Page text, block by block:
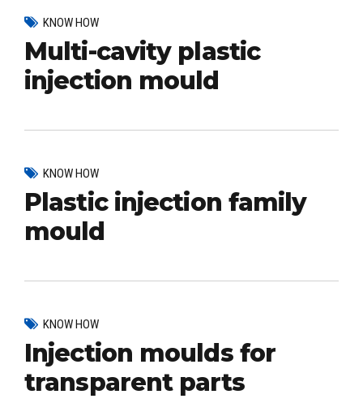
KNOW HOW
Multi-cavity plastic
injection mould
KNOW HOW
Plastic injection family
mould
KNOW HOW
Injection moulds for
transparent parts